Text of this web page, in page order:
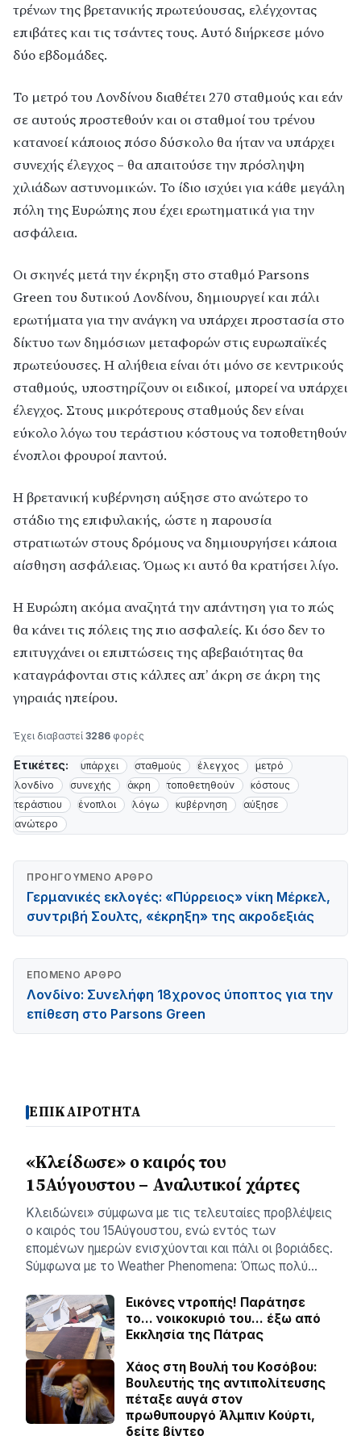
τρένων της βρετανικής πρωτεύουσας, ελέγχοντας
επιβάτες και τις τσάντες τους. Αυτό διήρκεσε μόνο
δύο εβδομάδες.
Το μετρό του Λονδίνου διαθέτει 270 σταθμούς και εάν
σε αυτούς προστεθούν και οι σταθμοί του τρένου
κατανοεί κάποιος πόσο δύσκολο θα ήταν να υπάρχει
συνεχής έλεγχος – θα απαιτούσε την πρόσληψη
χιλιάδων αστυνομικών. Το ίδιο ισχύει για κάθε μεγάλη
πόλη της Ευρώπης που έχει ερωτηματικά για την
ασφάλεια.
Οι σκηνές μετά την έκρηξη στο σταθμό Parsons
Green του δυτικού Λονδίνου, δημιουργεί και πάλι
ερωτήματα για την ανάγκη να υπάρχει προστασία στο
δίκτυο των δημόσιων μεταφορών στις ευρωπαϊκές
πρωτεύουσες. Η αλήθεια είναι ότι μόνο σε κεντρικούς
σταθμούς, υποστηρίζουν οι ειδικοί, μπορεί να υπάρχει
έλεγχος. Στους μικρότερους σταθμούς δεν είναι
εύκολο λόγω του τεράστιου κόστους να τοποθετηθούν
ένοπλοι φρουροί παντού.
Η βρετανική κυβέρνηση αύξησε στο ανώτερο το
στάδιο της επιφυλακής, ώστε η παρουσία
στρατιωτών στους δρόμους να δημιουργήσει κάποια
αίσθηση ασφάλειας. Όμως κι αυτό θα κρατήσει λίγο.
Η Ευρώπη ακόμα αναζητά την απάντηση για το πώς
θα κάνει τις πόλεις της πιο ασφαλείς. Κι όσο δεν το
επιτυγχάνει οι επιπτώσεις της αβεβαιότητας θα
καταγράφονται στις κάλπες απ’ άκρη σε άκρη της
γηραιάς ηπείρου.
Έχει διαβαστεί 3286 φορές
Ετικέτες: υπάρχει σταθμούς έλεγχος
μετρό
λονδίνο
συνεχής άκρη τοποθετηθούν
κόστους
τεράστιου
ένοπλοι λόγω κυβέρνηση
αύξησε
ανώτερο
ΠΡΟΗΓΟΎΜΕΝΟ ΆΡΘΡΟ
Γερμανικές εκλογές: «Πύρρειος» νίκη Μέρκελ,
συντριβή Σουλτς, «έκρηξη» της ακροδεξιάς
ΕΠΌΜΕΝΟ ΆΡΘΡΟ
Λονδίνο: Συνελήφη 18χρονος ύποπτος για την
επίθεση στο Parsons Green
ΕΠΙΚΑΙΡΟΤΗΤΑ
«Κλείδωσε» ο καιρός του
15Αύγουστου – Αναλυτικοί χάρτες
Κλειδώνει» σύμφωνα με τις τελευταίες προβλέψεις
ο καιρός του 15Αύγουστου, ενώ εντός των
επομένων ημερών ενισχύονται και πάλι οι βοριάδες.
Sύμφωνα με το Weather Phenomena: Όπως πολύ…
Εικόνες ντροπής! Παράτησε
το… νοικοκυριό του… έξω από
Εκκλησία της Πάτρας
Χάος στη Βουλή του Κοσόβου:
Βουλευτής της αντιπολίτευσης
πέταξε αυγά στον
πρωθυπουργό Άλμπιν Κούρτι,
δείτε βίντεο